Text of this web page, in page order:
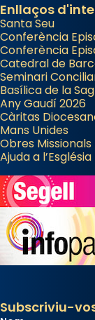
Enllaços
Santa Seu
Conferència
Conferència
Catedral de
Seminari
Basílica de la
Any Gaudí 2026
Càritas
Mans Unides
Obres
Ajuda a
Subscriviu-